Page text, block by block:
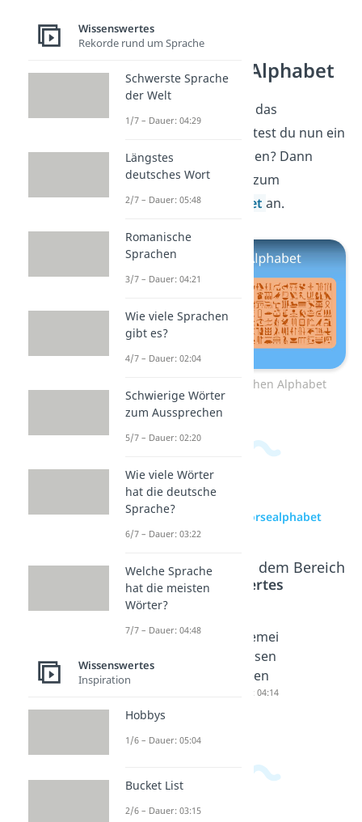
Hieroglyphen Alphabet
Super! Jetzt kennst du das
Morsealphabet! Möchtest du nun ein
weiteres Alphabet lernen? Dann
schau dir unser Video zum
Hieroglyphen Alphabet an.
Zum Video: Hieroglyphen Alphabet
zur Videoseite: Morsealphabet
Beliebte Inhalte aus dem Bereich
Wissenswertes
Atombo
überleb
Dauer: 05:27
Sirenens
Allgemei
nwissen
Fragen
Dauer: 04:14
Wissenswertes
Rekorde rund um Sprache
Schwerste Sprache
der Welt
1/7 – Dauer: 04:29
Längstes
deutsches Wort
2/7 – Dauer: 05:48
Romanische
Sprachen
3/7 – Dauer: 04:21
Wie viele Sprachen
gibt es?
4/7 – Dauer: 02:04
Schwierige Wörter
zum Aussprechen
5/7 – Dauer: 02:20
Wie viele Wörter
hat die deutsche
Sprache?
6/7 – Dauer: 03:22
Welche Sprache
hat die meisten
Wörter?
7/7 – Dauer: 04:48
Wissenswertes
Inspiration
Hobbys
1/6 – Dauer: 05:04
Bucket List
2/6 – Dauer: 03:15